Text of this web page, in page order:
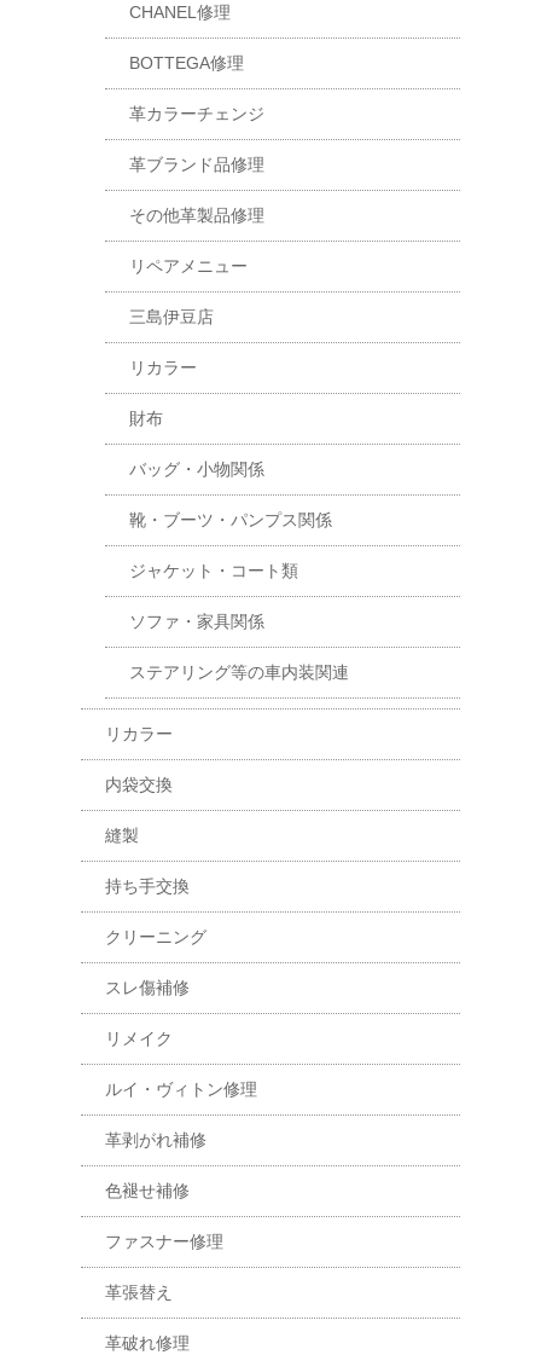
CHANEL修理
BOTTEGA修理
革カラーチェンジ
革ブランド品修理
その他革製品修理
リペアメニュー
三島伊豆店
リカラー
財布
バッグ・小物関係
靴・ブーツ・パンプス関係
ジャケット・コート類
ソファ・家具関係
ステアリング等の車内装関連
リカラー
内袋交換
縫製
持ち手交換
クリーニング
スレ傷補修
リメイク
ルイ・ヴィトン修理
革剥がれ補修
色褪せ補修
ファスナー修理
革張替え
革破れ修理